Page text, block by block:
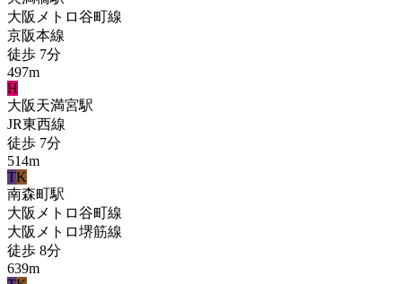
大阪メトロ谷町線
京阪本線
徒歩 7分
497m
H
大阪天満宮駅
JR東西線
徒歩 7分
514m
TK
南森町駅
大阪メトロ谷町線
大阪メトロ堺筋線
徒歩 8分
639m